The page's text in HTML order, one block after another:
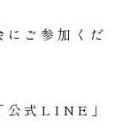
にご参加くだ
公式LINE」